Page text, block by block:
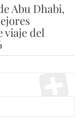
Abu Dhabi,
viaje del